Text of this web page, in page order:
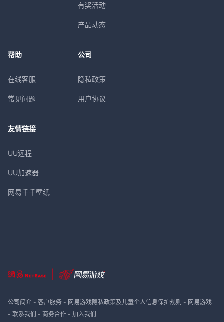
有奖活动
产品动态
帮助
在线客服
常见问题
公司
隐私政策
用户协议
友情链接
UU远程
UU加速器
网易千千壁纸
公司简介- 客户服务- 网易游戏隐私政策及儿童个人信息保护规则 - 网易游戏
- 联系我们 - 商务合作- 加入我们